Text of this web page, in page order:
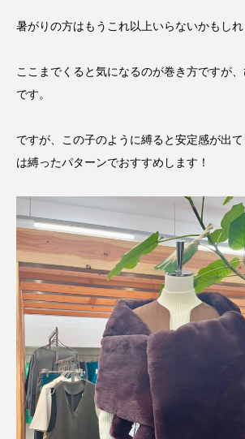
暑がりの方はもうこれ以上いらないかもしれ
ここまでくると気になるのが巻き方ですが
です。
ですが、この子のように縛ると安定感が出
は縛ったパターンでおすすめします！